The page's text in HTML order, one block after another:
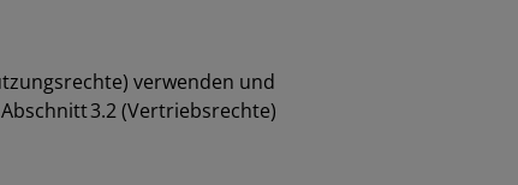
verwenden und
3.2 (Vertriebsrechte)